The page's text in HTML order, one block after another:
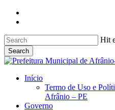
Skip
content
Hit
Search
Close
search
Menu
Início
Termo de Uso e
Afrânio – PE
Governo